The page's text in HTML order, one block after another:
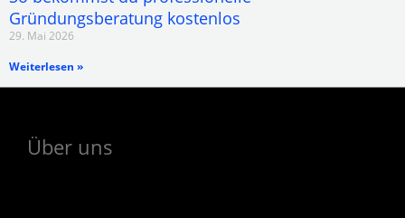
Gründungsberatung kostenlos
29. Mai 2026
Weiterlesen »
Über uns